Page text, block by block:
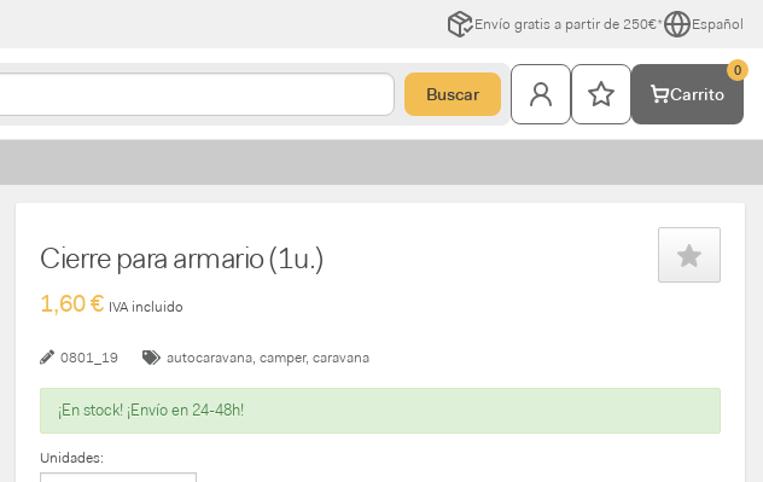
Envío gratis a partir de 250€* Español
Buscar Carrito
0
Cierre para armario (1u.)
1,60 € IVA incluido
0801_19 autocaravana camper caravana
¡En stock! ¡Envío en 24-48h!
Unidades: